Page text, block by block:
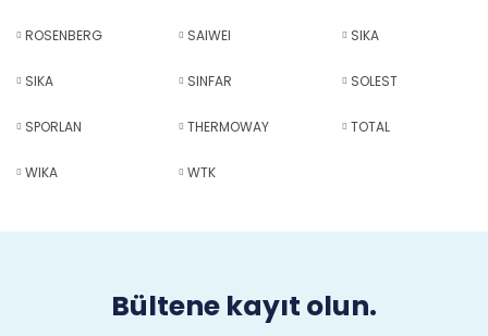
ROSENBERG SAIWEI SIKA
SIKA SINFAR SOLEST
SPORLAN THERMOWAY TOTAL
WIKA WTK
Bültene kayıt olun.